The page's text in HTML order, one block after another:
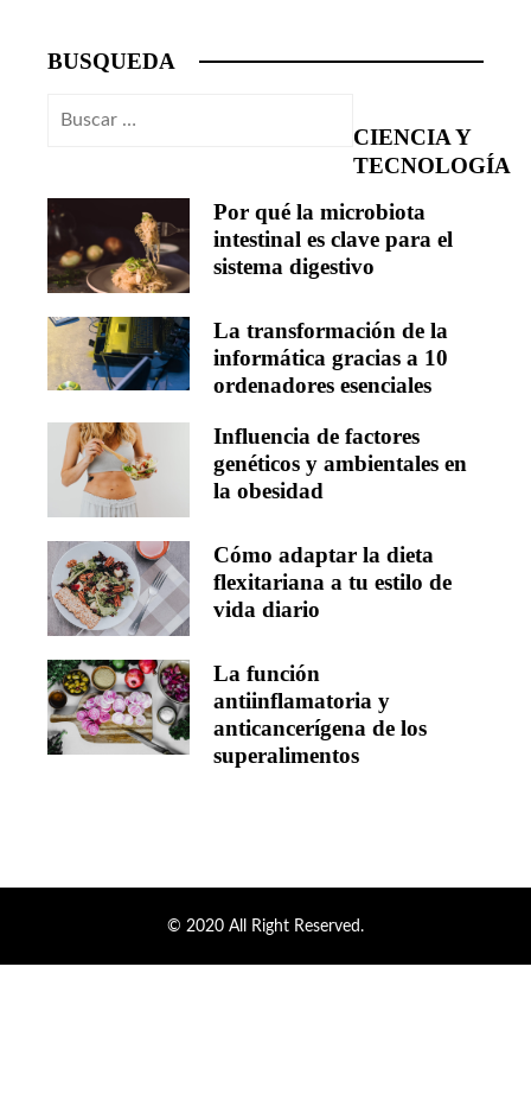
BUSQUEDA
Buscar:
CIENCIA Y
TECNOLOGÍA
Por qué la microbiota
intestinal es clave para el
sistema digestivo
La transformación de la
informática gracias a 10
ordenadores esenciales
Influencia de factores
genéticos y ambientales en
la obesidad
Cómo adaptar la dieta
flexitariana a tu estilo de
vida diario
La función
antiinflamatoria y
anticancerígena de los
superalimentos
© 2020 All Right Reserved.